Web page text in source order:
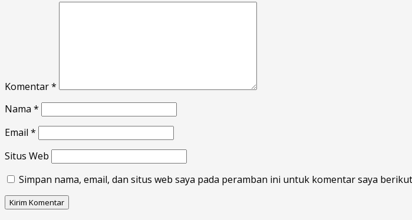
Komentar*
Nama *
Email *
Situs Web
Simpan nama, email, dan situs web saya pada peramban ini untuk komentar saya